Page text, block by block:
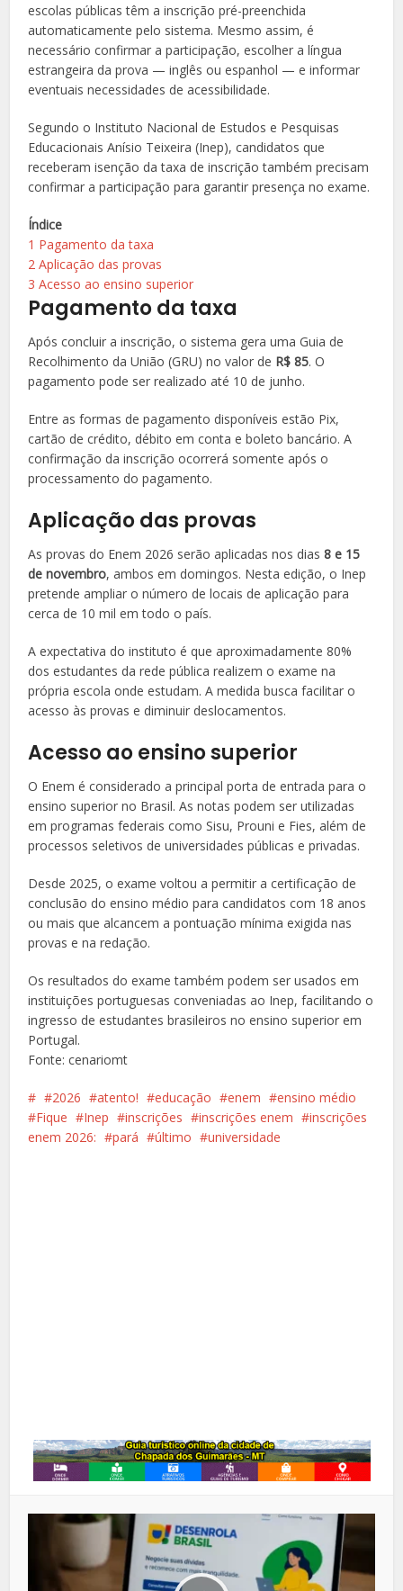
escolas públicas têm a inscrição pré-preenchida
automaticamente pelo sistema. Mesmo assim, é
necessário confirmar a participação, escolher a língua
estrangeira da prova — inglês ou espanhol — e informar
eventuais necessidades de acessibilidade.
Segundo o Instituto Nacional de Estudos e Pesquisas
Educacionais Anísio Teixeira (Inep), candidatos que
receberam isenção da taxa de inscrição também precisam
confirmar a participação para garantir presença no exame.
Índice
1 Pagamento da taxa
2 Aplicação das provas
3 Acesso ao ensino superior
Pagamento da taxa
Após concluir a inscrição, o sistema gera uma Guia de
Recolhimento da União (GRU) no valor de R$ 85. O
pagamento pode ser realizado até 10 de junho.
Entre as formas de pagamento disponíveis estão Pix,
cartão de crédito, débito em conta e boleto bancário. A
confirmação da inscrição ocorrerá somente após o
processamento do pagamento.
Aplicação das provas
As provas do Enem 2026 serão aplicadas nos dias 8 e 15
de novembro, ambos em domingos. Nesta edição, o Inep
pretende ampliar o número de locais de aplicação para
cerca de 10 mil em todo o país.
A expectativa do instituto é que aproximadamente 80%
dos estudantes da rede pública realizem o exame na
própria escola onde estudam. A medida busca facilitar o
acesso às provas e diminuir deslocamentos.
Acesso ao ensino superior
O Enem é considerado a principal porta de entrada para o
ensino superior no Brasil. As notas podem ser utilizadas
em programas federais como Sisu, Prouni e Fies, além de
processos seletivos de universidades públicas e privadas.
Desde 2025, o exame voltou a permitir a certificação de
conclusão do ensino médio para candidatos com 18 anos
ou mais que alcancem a pontuação mínima exigida nas
provas e na redação.
Os resultados do exame também podem ser usados em
instituições portuguesas conveniadas ao Inep, facilitando o
ingresso de estudantes brasileiros no ensino superior em
Portugal.
Fonte: cenariomt
2026 atento! educação enem
ensino médio
Fique
Inep inscrições inscrições enem
inscrições
enem 2026:
pará último universidade